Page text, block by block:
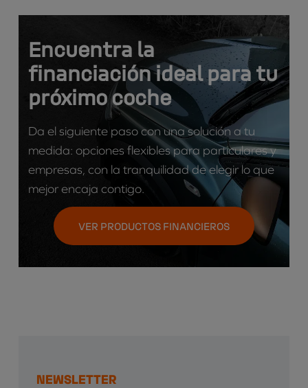
Encuentra la
financiación ideal para tu
próximo coche
Da el siguiente paso con una solución a tu
medida: opciones flexibles para particulares y
empresas, con la tranquilidad de elegir lo que
mejor encaja contigo.
VER PRODUCTOS FINANCIEROS
NEWSLETTER